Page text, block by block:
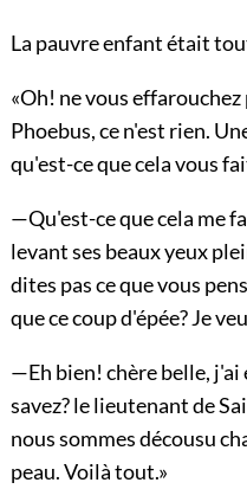
La pauvre enfant était
«Oh! ne vous
Phoebus, ce n'est rien.
qu'est-ce que cela vous
—Qu'est-ce que cela me
levant ses beaux yeux
dites pas ce que vous
que ce coup d'épée? Je
—Eh bien! chère belle, j'ai
savez? le lieutenant de
nous sommes décousu
peau. Voilà tout.»